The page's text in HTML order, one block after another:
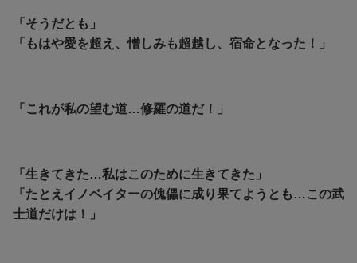
「そうだとも」
「もはや愛を超え、憎しみも超越し、宿命となった！」
「これが私の望む道…修羅の道だ！」
「生きてきた…私はこのために生きてきた」
「たとえイノベイターの傀儡に成り果てようとも…この武
士道だけは！」